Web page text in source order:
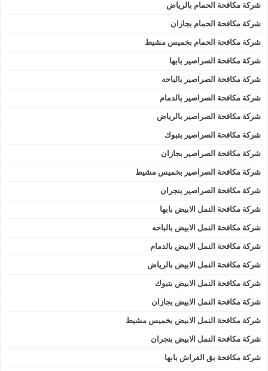
شركة مكافحة الحمام بالرياض
شركة مكافحة الحمام بجازان
شركة مكافحة الحمام بخميس مشيط
شركة مكافحة الصراصير بابها
شركة مكافحة الصراصير بالباحه
شركة مكافحة الصراصير بالدمام
شركة مكافحة الصراصير بالرياض
شركة مكافحة الصراصير بتبوك
شركة مكافحة الصراصير بجازان
شركة مكافحة الصراصير بخميس مشيط
شركة مكافحة الصراصير بنجران
شركة مكافحة النمل الابيض بابها
شركة مكافحة النمل الابيض بالباحه
شركة مكافحة النمل الابيض بالدمام
شركة مكافحة النمل الابيض بالرياض
شركة مكافحة النمل الابيض بتبوك
شركة مكافحة النمل الابيض بجازان
شركة مكافحة النمل الابيض بخميس مشيط
شركة مكافحة النمل الابيض بنجران
شركة مكافحة بق الفراش بابها